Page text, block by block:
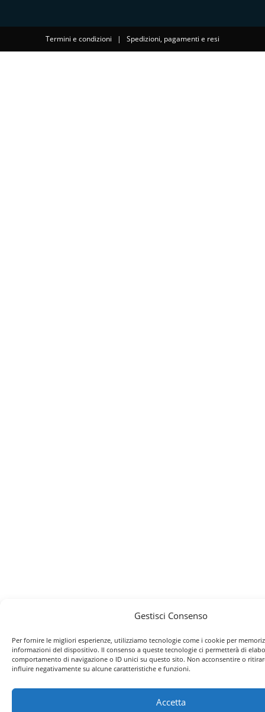
Gestisci Consenso
Per fornire le migliori esperienze, utilizziamo tecnologie come i cookie per
informazioni del dispositivo. Il consenso a queste tecnologie ci permetterà di
comportamento di navigazione o ID unici su questo sito. Non acconsentire o
influire negativamente su alcune caratteristiche e funzioni.
Accetta
Termini e condizioni | Spedizioni, pagamenti e resi